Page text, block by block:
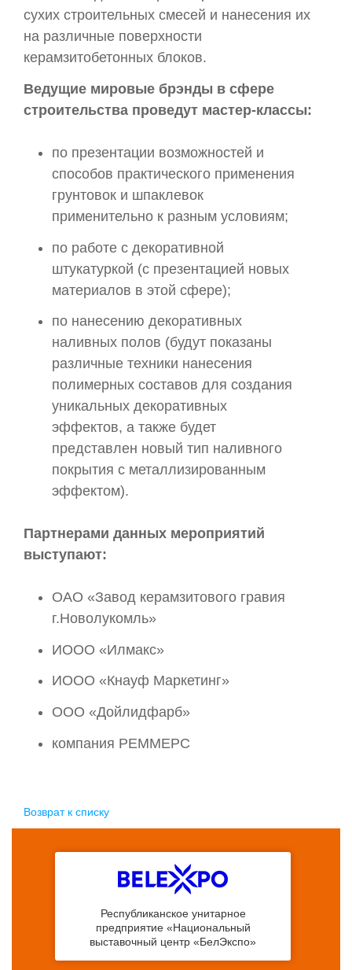
сухих строительных смесей и нанесения их
на различные поверхности
керамзитобетонных блоков.
Ведущие мировые брэнды в сфере
строительства проведут мастер-классы:
по презентации возможностей и
способов практического применения
грунтовок и шпаклевок
применительно к разным условиям;
по работе с декоративной
штукатуркой (с презентацией новых
материалов в этой сфере);
по нанесению декоративных
наливных полов (будут показаны
различные техники нанесения
полимерных составов для создания
уникальных декоративных
эффектов, а также будет
представлен новый тип наливного
покрытия с металлизированным
эффектом).
Партнерами данных мероприятий
выступают:
ОАО «Завод керамзитового гравия
г.Новолукомль»
ИООО «Илмакс»
ИООО «Кнауф Маркетинг»
ООО «Дойлидфарб»
компания РЕММЕРС
Возврат к списку
Республиканское унитарное
предприятие «Национальный
выставочный центр «БелЭкспо»